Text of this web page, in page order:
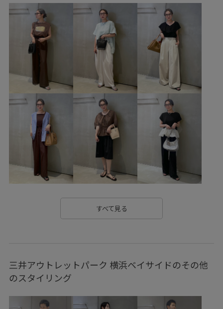
その他ヘアアクセサリー アクセサリー ピアス（両耳用）
GUM65090 GUX64050 GUZ35180
GU_25AW秋雑貨 GU_BAG
GU_T Tシャツ お気に入り急上昇_pickup
かわいいデザイン やわらかな肌触り イヤホン
ウォッシュ加工 ウール オールシーズン
カラーバリエーション豊富 クルーネック クロシェ編み
コットン コーディネートしやすい
シンプルなデザイン ジーンズ スカート ストーン
タートルネック
フォーマルシーン プリーツスカート プルオーバー
ヘアバンド マニッシュ
ヴィンテージ ヴィンテージ感
すべて見る
三井アウトレットパーク 横浜ベイサイドのその他
のスタイリング